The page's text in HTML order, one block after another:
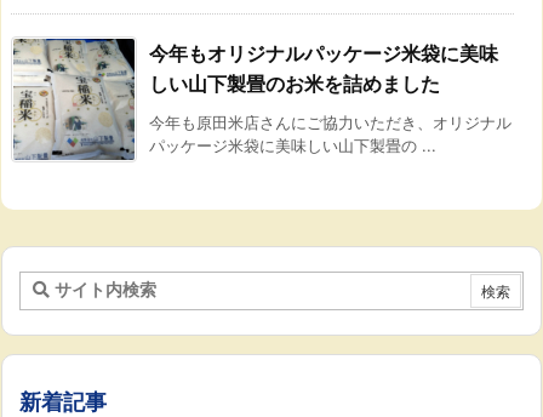
今年もオリジナルパッケージ米袋に美味
しい山下製畳のお米を詰めました
今年も原田米店さんにご協力いただき、オリジナル
パッケージ米袋に美味しい山下製畳の ...
新着記事